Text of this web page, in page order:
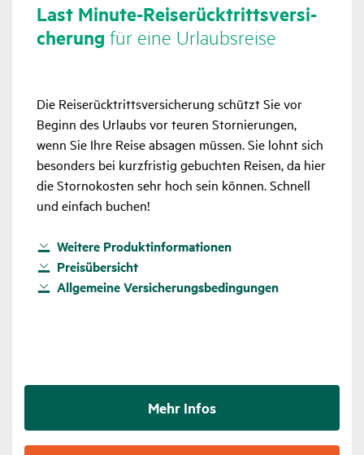
Last Minute-Reise­rück­tritts­ver­si­
che­rung für eine Urlaubs­reise
Die Reiserücktrittsversicherung schützt Sie vor
Beginn des Urlaubs vor teuren Stornierungen,
wenn Sie Ihre Reise absagen müssen. Sie lohnt sich
besonders bei kurzfristig gebuchten Reisen, da hier
die Stornokosten sehr hoch sein können. Schnell
und einfach buchen!
Weitere Produktinformationen
Preisübersicht
Allgemeine Versicherungsbedingungen
Mehr Infos